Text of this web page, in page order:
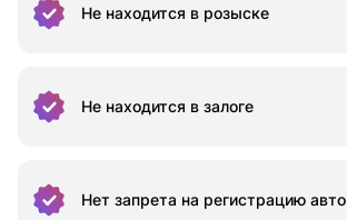
Не находится в розыске
Не находится в залоге
Нет запрета на регистрацию авто